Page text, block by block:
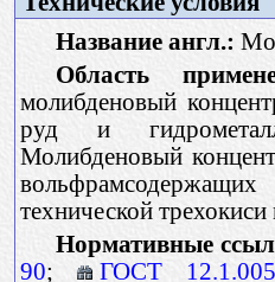
Название англ.:
Область
молибденовый
руд и
Молибденовый
технической
Нормативные
90; ГОСТ